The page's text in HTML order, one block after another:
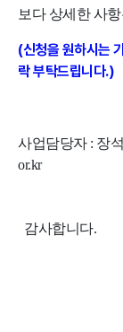
보다 상세한 사
(신청을 원하시는
락 부탁드립니다.)
사업담당자 : 장석
or.kr
감사합니다.